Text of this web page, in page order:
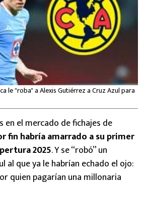
le "roba" a Alexis Gutiérrez a Cruz Azul para
el mercado de fichajes de
fin habría amarrado a su primer
2025. Y se “robó” un
al que ya le habrían echado el ojo:
quien pagarían una millonaria